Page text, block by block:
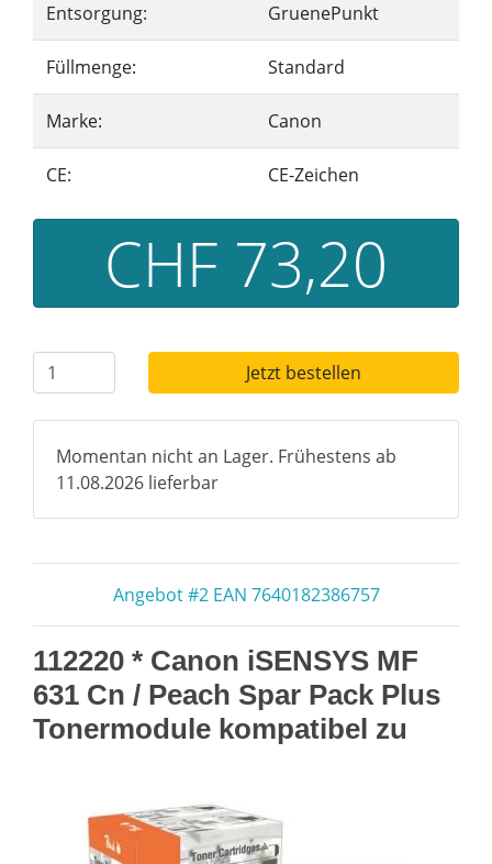
Entsorgung: GruenePunkt
Füllmenge: Standard
Marke: Canon
CE: CE-Zeichen
CHF 73,20
Jetzt bestellen
Momentan nicht an Lager. Frühestens ab
11.08.2026 lieferbar
Angebot #2 EAN 7640182386757
112220 * Canon iSENSYS MF
631 Cn / Peach Spar Pack Plus
Tonermodule kompatibel zu